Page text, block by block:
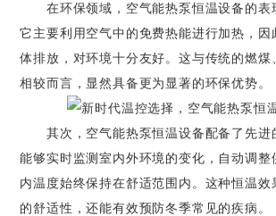
在环保领域，空气能热泵恒温设备的表
它主要利用空气中的免费热能进行加热，因
体排放，对环境十分友好。这与传统的燃煤
相较而言，显然具备更为显著的环保优势。
其次，空气能热泵恒温设备配备了先进
能够实时监测室内外环境的变化，自动调整
内温度始终保持在舒适范围内。这种恒温效
的舒适性，还能有效预防冬季常见的疾病。